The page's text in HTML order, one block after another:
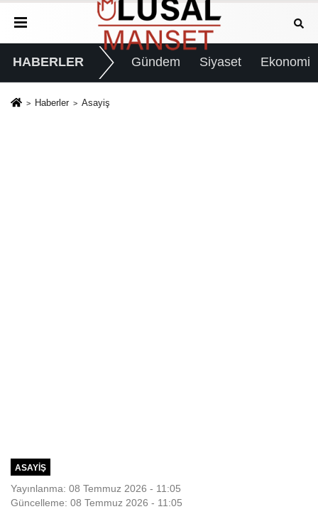
HABERLER Gündem Siyaset Ekonomi
Haberler Asayiş
ASAYIŞ
Yayınlanma: 08 Temmuz 2026 - 11:05
Güncelleme: 08 Temmuz 2026 - 11:05